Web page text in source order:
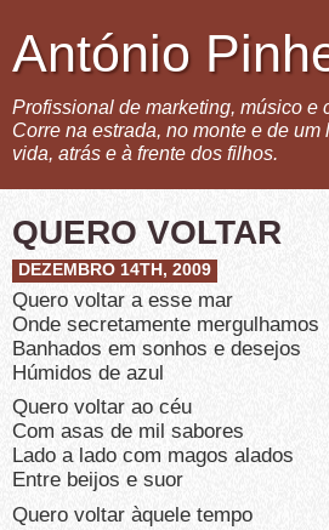
António
Profissional de marketing, músico e
Corre na estrada, no monte e de um
vida, atrás e à frente dos filhos.
QUERO VOLTAR
DEZEMBRO 14TH, 2009
Quero voltar a esse mar
Onde secretamente mergulhamos
Banhados em sonhos e desejos
Húmidos de azul
Quero voltar ao céu
Com asas de mil sabores
Lado a lado com magos alados
Entre beijos e suor
Quero voltar àquele tempo